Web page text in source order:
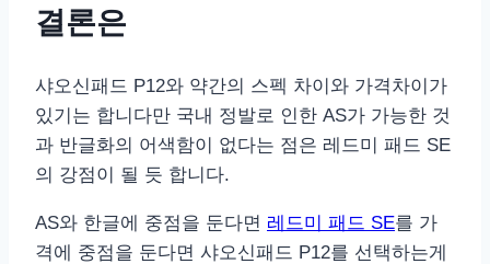
결론은
샤오신패드 P12와 약간의 스펙 차이와 가격차이가
있기는 합니다만 국내 정발로 인한 AS가 가능한 것
과 반글화의 어색함이 없다는 점은 레드미 패드 SE
의 강점이 될 듯 합니다.
AS와 한글에 중점을 둔다면 레드미 패드 SE를 가
격에 중점을 둔다면 샤오신패드 P12를 선택하는게